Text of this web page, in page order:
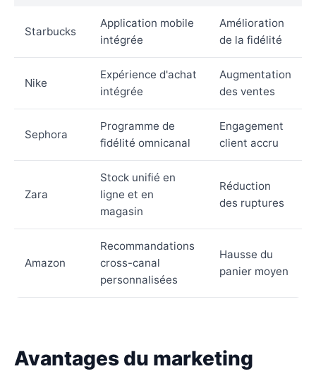
Starbucks
Application mobile
intégrée
Amélioration
de la fidélité
Nike
Expérience d'achat
intégrée
Augmentation
des ventes
Sephora
Programme de
fidélité omnicanal
Engagement
client accru
Zara
Stock unifié en
ligne et en
magasin
Réduction
des ruptures
Amazon
Recommandations
cross-canal
personnalisées
Hausse du
panier moyen
Avantages du marketing